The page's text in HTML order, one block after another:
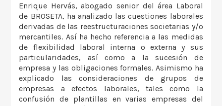
Enrique Hervás, abogado senior del área Laboral
de BROSETA, ha analizado las cuestiones laborales
derivadas de las reestructuraciones societarias y/o
mercantiles. Así ha hecho referencia a las medidas
de flexibilidad laboral interna o externa y sus
particularidades, así como a la sucesión de
empresa y las obligaciones formales. Asimismo ha
explicado las consideraciones de grupos de
empresas a efectos laborales, tales como la
confusión de plantillas en varias empresas del